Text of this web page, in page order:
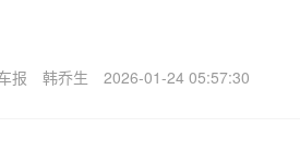
报 韩乔生 2026-01-24 05:57:30